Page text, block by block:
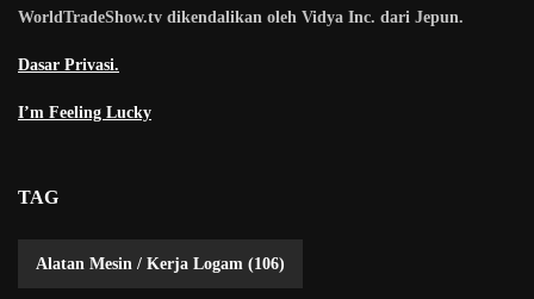
WorldTradeShow.tv dikendalikan oleh Vidya Inc. dari Jepun.
Dasar Privasi.
I’m Feeling Lucky
TAG
Alatan Mesin / Kerja Logam (106)